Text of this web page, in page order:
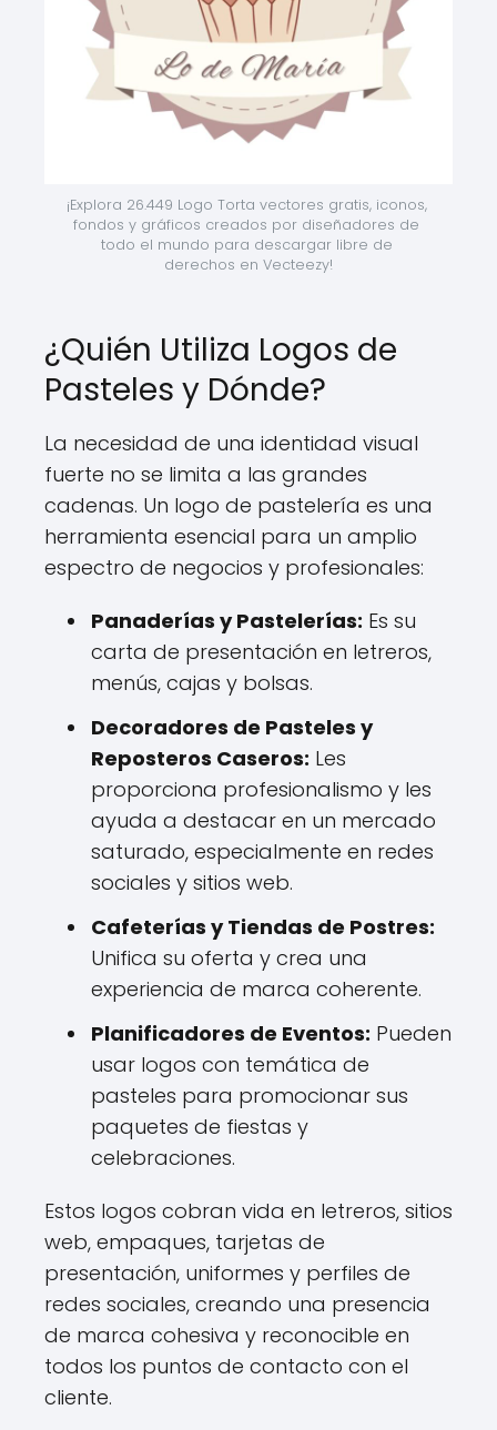
¡Explora 26.449 Logo Torta vectores gratis, iconos,
fondos y gráficos creados por diseñadores de
todo el mundo para descargar libre de
derechos en Vecteezy!
¿Quién Utiliza Logos de
Pasteles y Dónde?
La necesidad de una identidad visual
fuerte no se limita a las grandes
cadenas. Un logo de pastelería es una
herramienta esencial para un amplio
espectro de negocios y profesionales:
Panaderías y Pastelerías: Es su
carta de presentación en letreros,
menús, cajas y bolsas.
Decoradores de Pasteles y
Reposteros Caseros: Les
proporciona profesionalismo y les
ayuda a destacar en un mercado
saturado, especialmente en redes
sociales y sitios web.
Cafeterías y Tiendas de Postres:
Unifica su oferta y crea una
experiencia de marca coherente.
Planificadores de Eventos: Pueden
usar logos con temática de
pasteles para promocionar sus
paquetes de fiestas y
celebraciones.
Estos logos cobran vida en letreros, sitios
web, empaques, tarjetas de
presentación, uniformes y perfiles de
redes sociales, creando una presencia
de marca cohesiva y reconocible en
todos los puntos de contacto con el
cliente.